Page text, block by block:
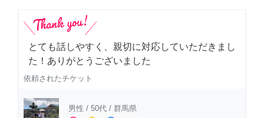
とても話しやすく、親切に対応していただきまし
た！ありがとうございました
依頼されたチケット
男性 / 50代 / 群馬県